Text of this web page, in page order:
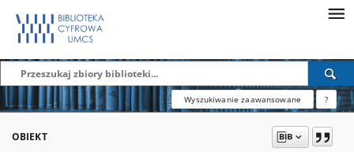
Wyszukiwanie zaawansowane ?
OBIEKT